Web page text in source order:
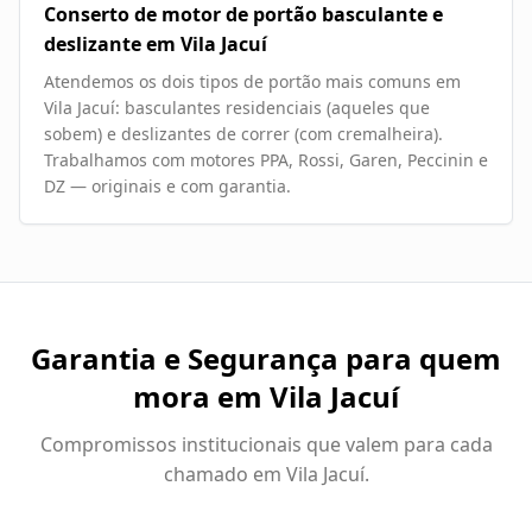
Conserto de motor de portão basculante e
deslizante em Vila Jacuí
Atendemos os dois tipos de portão mais comuns em
Vila Jacuí: basculantes residenciais (aqueles que
sobem) e deslizantes de correr (com cremalheira).
Trabalhamos com motores PPA, Rossi, Garen, Peccinin e
DZ — originais e com garantia.
Garantia e Segurança para quem
mora em Vila Jacuí
Compromissos institucionais que valem para cada
chamado em Vila Jacuí.